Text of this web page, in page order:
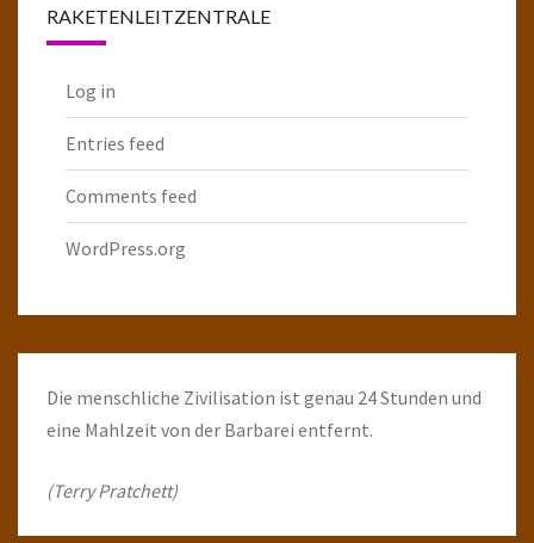
RAKETENLEITZENTRALE
Log in
Entries feed
Comments feed
WordPress.org
Die menschliche Zivilisation ist genau 24 Stunden und
eine Mahlzeit von der Barbarei entfernt.
(Terry Pratchett)